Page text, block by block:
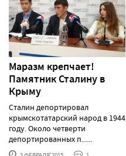
Маразм крепчает!
Памятник Сталину в
Крыму
Сталин депортировал
крымскотатарский народ в 1944
году. Около четверти
депортированных п......